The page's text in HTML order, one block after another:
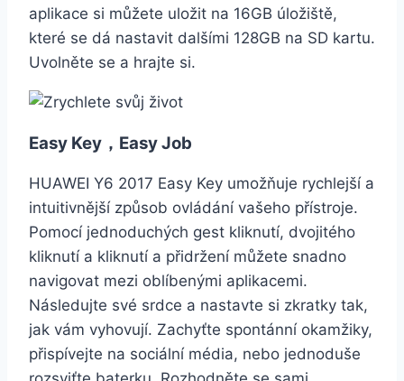
aplikace si můžete uložit na 16GB úložiště,
které se dá nastavit dalšími 128GB na SD kartu.
Uvolněte se a hrajte si.
Easy Key，Easy Job
HUAWEI Y6 2017 Easy Key umožňuje rychlejší a
intuitivnější způsob ovládání vašeho přístroje.
Pomocí jednoduchých gest kliknutí, dvojitého
kliknutí a kliknutí a přidržení můžete snadno
navigovat mezi oblíbenými aplikacemi.
Následujte své srdce a nastavte si zkratky tak,
jak vám vyhovují. Zachyťte spontánní okamžiky,
přispívejte na sociální média, nebo jednoduše